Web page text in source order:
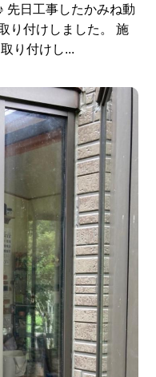
先日工事したかみね動
り付けしました。 施
り付けし...